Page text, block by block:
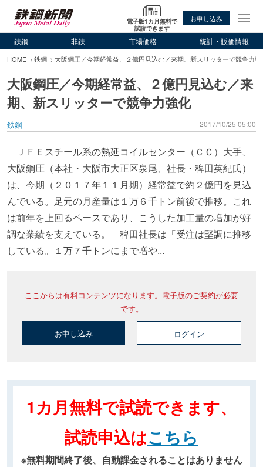
電子版1カ月無料で
試読できます
お申し込み
鉄鋼 非鉄 市場価格 統計・販価情報
HOME 鉄鋼 大阪鋼圧／今期経常益、２億円見込む／来期、新スリッターで競争力強
大阪鋼圧／今期経常益、２億円見込む／来
期、新スリッターで競争力強化
鉄鋼 2017/10/25 05:00
ＪＦＥスチール系の熱延コイルセンター（ＣＣ）大手、
大阪鋼圧（本社・大阪市大正区泉尾、社長・稗田英紀氏）
は、今期（２０１７年１１月期）経常益で約２億円を見込
んでいる。足元の月産量は１万６千トン前後で推移。これ
は前年を上回るペースであり、こうした加工量の増加が好
調な業績を支えている。 稗田社長は「受注は堅調に推移
している。１万７千トンにまで増や...
ここからは有料コンテンツになります。電子版のご契約が必要
です。
お申し込み ログイン
1カ月無料で試読できます、
試読申込はこちら
※無料期間終了後、自動課金されることはありません